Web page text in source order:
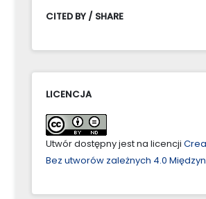
CITED BY / SHARE
LICENCJA
Utwór dostępny jest na licencji
Bez utworów zależnych 4.0